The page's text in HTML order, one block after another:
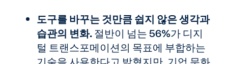
도구를 바꾸는 것만큼 쉽지 않은 생각과
습관의 변화.절반이 넘는 56%가 디지
털 트랜스포메이션의 목표에 부합하는